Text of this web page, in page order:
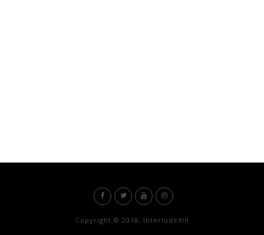
Copyright © 2018, InterludeXIII